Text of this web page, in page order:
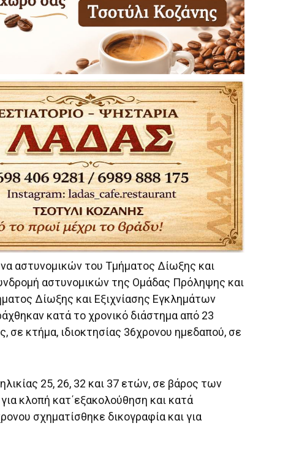
αστυνομικών του Τμήματος Δίωξης και
αστυνομικών της Ομάδας Πρόληψης και
Δίωξης και Εξιχνίασης Εγκλημάτων
κατά το χρονικό διάστημα από 23
σε κτήμα, ιδιοκτησίας 36χρονου ημεδαπού, σε
25, 26, 32 και 37 ετών, σε βάρος των
κλοπή κατ΄εξακολούθηση και κατά
σχηματίσθηκε δικογραφία και για